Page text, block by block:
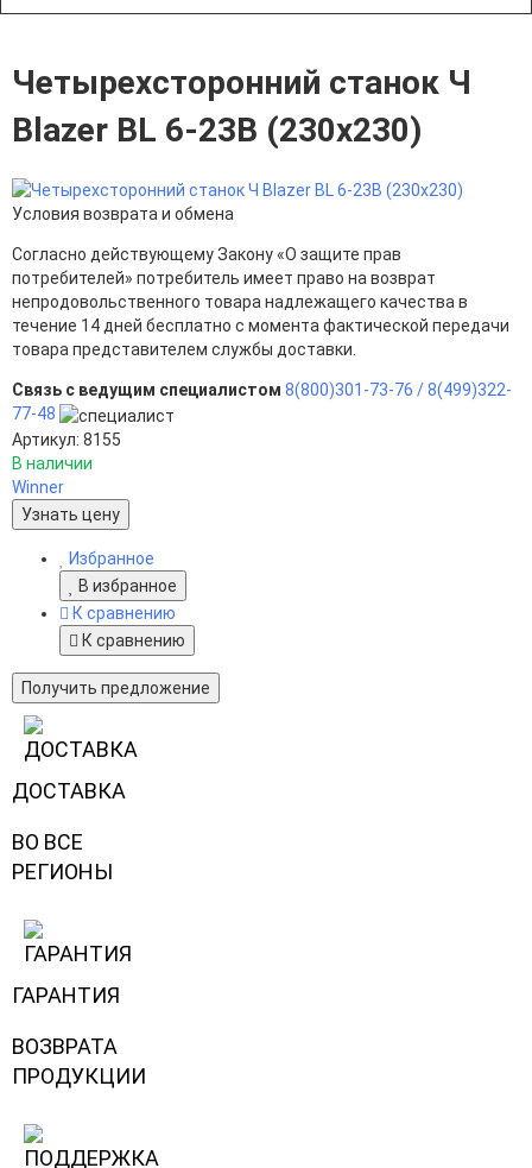
Четырехсторонний станок Ч
Blazer BL 6-23B (230x230)
Условия возврата и обмена
Согласно действующему Закону «О защите прав
потребителей» потребитель имеет право на возврат
непродовольственного товара надлежащего качества в
течение 14 дней бесплатно с момента фактической передачи
товара представителем службы доставки.
Связь с ведущим специалистом 8(800)301-73-76 /8(499)322-
77-48
Артикул: 8155
В наличии
Winner
Узнать цену
Избранное
В избранное
К сравнению
К сравнению
Получить предложение
ДОСТАВКА
ВО ВСЕ
РЕГИОНЫ
ГАРАНТИЯ
ВОЗВРАТА
ПРОДУКЦИИ